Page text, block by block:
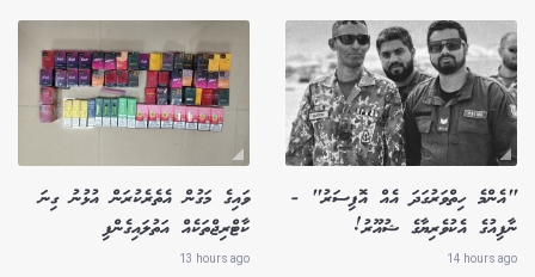
"އެންމެ ހިތްވަރުގަދަ އެއް އޮފިސަރު" -
ނާފިއުގެ އެކުވެރިޔާގެ ޝުއޫރު!
14 hours ago
ވައިގެ މަގުން އެތެރެކުރަން އުޅުނު ގިނަ
ކާޓްރިޖްތަކެއް އަތުލައިގެންފި
13 hours ago